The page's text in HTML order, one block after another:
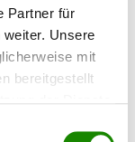
Partner für
Unsere
mit
bereitgestellt
Ideal zur